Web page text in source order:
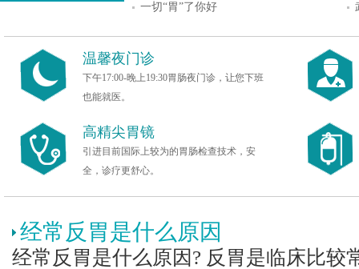
一切“胃”了你好
温馨夜门诊
下午17:00-晚上19:30胃肠夜门诊，让您下班
也能就医。
高精尖胃镜
引进目前国际上较为的胃肠检查技术，安
全，诊疗更舒心。
经常反胃是什么原因
经常反胃是什么原因? 反胃是临床比较